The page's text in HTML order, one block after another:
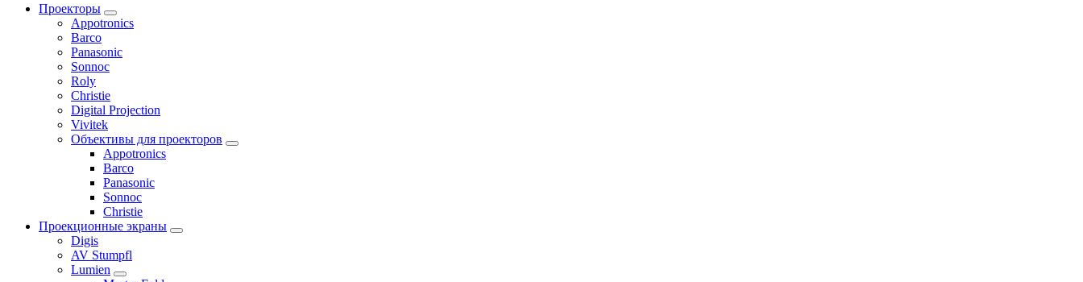
Проекторы
Appotronics
Barco
Panasonic
Sonnoc
Roly
Christie
Digital Projection
Vivitek
Объективы для проекторов
Appotronics
Barco
Panasonic
Sonnoc
Сhristie
Проекционные экраны
Digis
AV Stumpfl
Lumien